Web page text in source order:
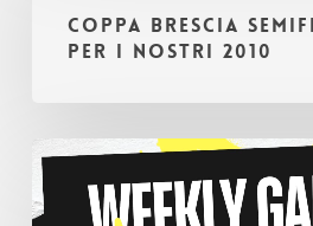
SEMIFINALE
AMARA
2010
COPPA BRESCIA
PER I NOSTRI 2010
risultati
del